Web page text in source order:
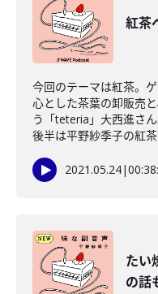
紅茶
今回のテーマは紅茶。
心とした茶葉の卸販売
う「teteria」大西進さ
後半は平野紗季子の紅
2021.05.24|
たい
の話